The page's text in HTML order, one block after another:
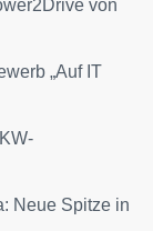
von
„Auf IT
Neue Spitze in